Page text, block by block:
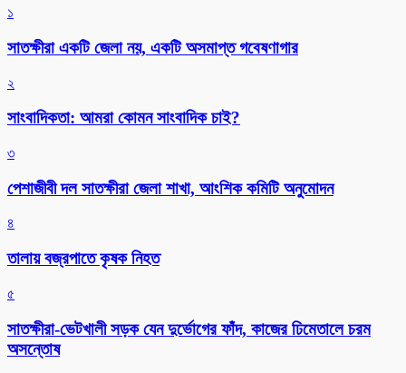
১
সাতক্ষীরা একটি জেলা নয়, একটি অসমাপ্ত গবেষণাগার
২
সাংবাদিকতা: আমরা কোমন সাংবাদিক চাই?
৩
পেশাজীবী দল সাতক্ষীরা জেলা শাখা, আংশিক কমিটি অনুমোদন
৪
তালায় বজ্রপাতে কৃষক নিহত
৫
সাতক্ষীরা-ভেটখালী সড়ক যেন দুর্ভোগের ফাঁদ, কাজের ঢিমেতালে চরম
অসন্তোষ